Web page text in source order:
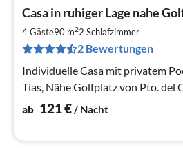
Casa in ruhiger Lage nahe
4 Gäste90 m22 Schlafzimmer
2 Bewertungen
Individuelle Casa mit privatem
Tias, Nähe Golfplatz von Pto. del
ab 121€ / Nacht